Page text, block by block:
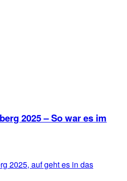
2025 – So war es im